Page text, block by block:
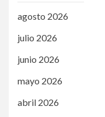
agosto 2026
julio 2026
junio 2026
mayo 2026
abril 2026